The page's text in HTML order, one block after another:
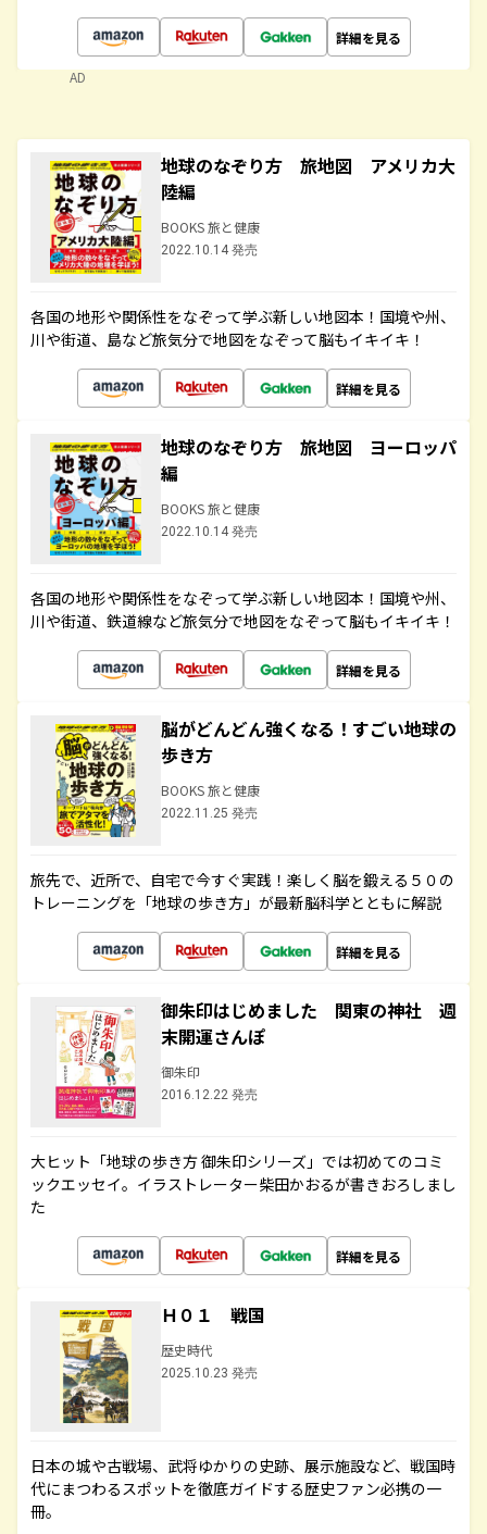
詳細を見る
AD
地球のなぞり方 旅地図 アメリカ大
陸編
BOOKS 旅と健康
2022.10.14 発売
各国の地形や関係性をなぞって学ぶ新しい地図本！国境や州、
川や街道、島など旅気分で地図をなぞって脳もイキイキ！
詳細を見る
地球のなぞり方 旅地図 ヨーロッパ
編
BOOKS 旅と健康
2022.10.14 発売
各国の地形や関係性をなぞって学ぶ新しい地図本！国境や州、
川や街道、鉄道線など旅気分で地図をなぞって脳もイキイキ！
詳細を見る
脳がどんどん強くなる！すごい地球の
歩き方
BOOKS 旅と健康
2022.11.25 発売
旅先で、近所で、自宅で今すぐ実践！楽しく脳を鍛える５０の
トレーニングを「地球の歩き方」が最新脳科学とともに解説
詳細を見る
御朱印はじめました 関東の神社 週
末開運さんぽ
御朱印
2016.12.22 発売
大ヒット「地球の歩き方 御朱印シリーズ」では初めてのコミ
ックエッセイ。イラストレーター柴田かおるが書きおろしまし
た
詳細を見る
Ｈ０１ 戦国
歴史時代
2025.10.23 発売
日本の城や古戦場、武将ゆかりの史跡、展示施設など、戦国時
代にまつわるスポットを徹底ガイドする歴史ファン必携の一
冊。